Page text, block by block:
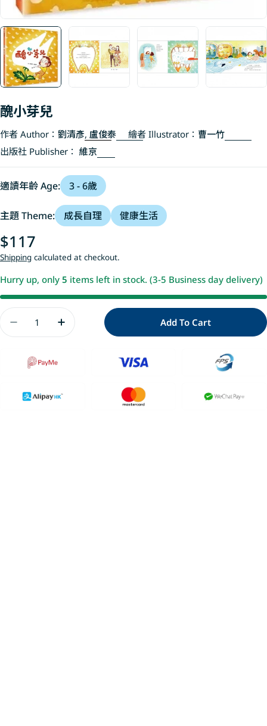
醜小芽兒
作者 Author： 劉清彥, 盧俊泰 繪者 Illustrator： 曹一竹
出版社 Publisher： 維京
適讀年齡 Age: 3 - 6歲
主題 Theme: 成長自理 健康生活
Regular
price
$117
Shipping calculated at checkout.
Hurry up, only 5 items left in stock. (3-5 Business day delivery)
Decrease Quantity For 醜小芽兒
Increase Quantity For 醜小芽兒
Add To Cart